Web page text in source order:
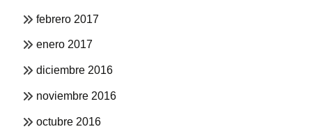
febrero 2017
enero 2017
diciembre 2016
noviembre 2016
octubre 2016